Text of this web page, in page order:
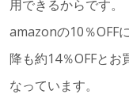
用できるからです。
amazonの10％OFF
降も約14％OFFと
なっています。